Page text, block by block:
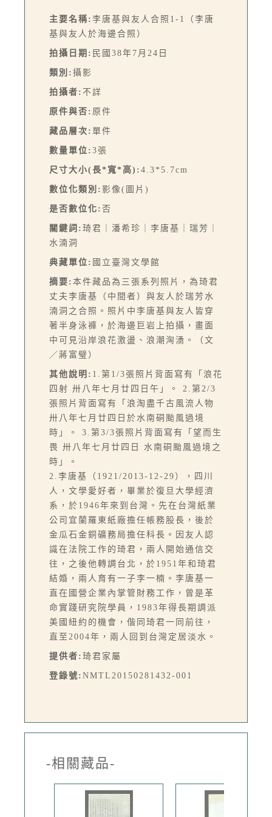
主要名稱: 李唐基與友人合照1-1（李唐
基與友人於海邊合照）
拍攝日期: 民國38年7月24日
類別: 攝影
拍攝者: 不詳
原件與否: 原件
藏品層次: 單件
數量單位: 3張
尺寸大小(長*寬*高): 4.3*5.7cm
數位化類別: 影像(圖片)
是否數位化: 否
關鍵詞: 琦君｜潘希珍｜李唐基｜瑞芳｜
水湳洞
典藏單位: 國立臺灣文學館
摘要: 本件藏品為三張系列照片，為琦君
丈夫李唐基（中間者）與友人於瑞芳水
湳洞之合照。照片中李唐基與友人皆穿
著半身泳褲，於海邊巨岩上拍攝，畫面
中可見沿岸浪花激盪、浪潮洶湧。（文
／蔣富璧）
其他說明: 1.第1/3張照片背面寫有「浪花
四射 卅八年七月廿四日午」。 2.第2/3
張照片背面寫有「浪淘盡千古風流人物
卅八年七月廿四日於水南硐颱風過境
時」。 3.第3/3張照片背面寫有「望而生
畏 卅八年七月廿四日 水南硐颱風過境之
時」。
2.李唐基（1921/2013-12-29），四川
人，文學愛好者，畢業於復旦大學經濟
系，於1946年來到台灣。先在台灣紙業
公司宜蘭羅東紙廠擔任帳務股長，後於
金瓜石金銅礦務局擔任科長。因友人認
識在法院工作的琦君，兩人開始通信交
往，之後他轉調台北，於1951年和琦君
結婚，兩人育有一子李一楠。李唐基一
直在國營企業內掌管財務工作，曾是革
命實踐研究院學員，1983年得長期調派
美國紐約的機會，偕同琦君一同前往，
直至2004年，兩人回到台灣定居淡水。
提供者: 琦君家屬
登錄號: NMTL20150281432-001
-相關藏品-